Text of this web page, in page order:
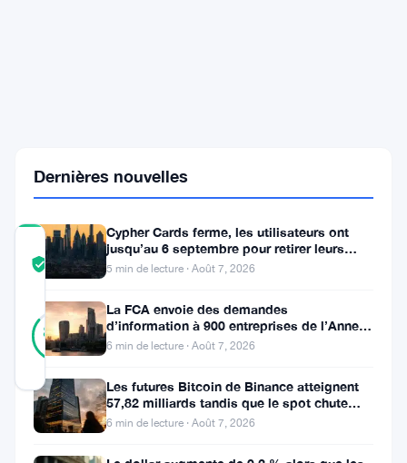
Safety
COMMUNITY
TRUST
SCORE
Vérifié
86 %
RÉEL
Vérifié
43
votes
Les
Dernières nouvelles
Cypher Cards ferme, les utilisateurs ont
jusqu’au 6 septembre pour retirer leurs
fonds
5 min de lecture · Août 7, 2026
La FCA envoie des demandes
d’information à 900 entreprises de l’Annexe
1 contre le blanchiment
6 min de lecture · Août 7, 2026
Les futures Bitcoin de Binance atteignent
57,82 milliards tandis que le spot chute
huit fois
6 min de lecture · Août 7, 2026